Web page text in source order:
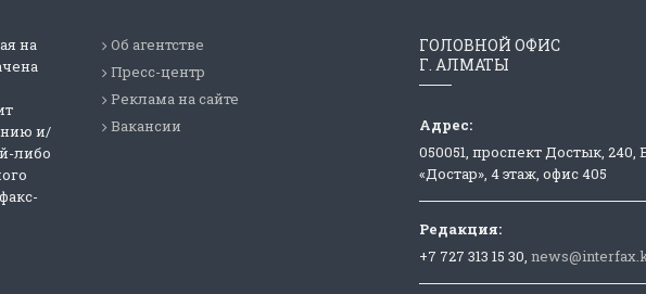
на
и/
либо
Об агентстве
Пресс-центр
Реклама на сайте
Вакансии
ГОЛОВНОЙ ОФИС
Г. АЛМАТЫ
Адрес:
050051, проспект Достык, 240,
«Достар», 4 этаж, офис 405
Редакция:
+7 727 313 15 30,